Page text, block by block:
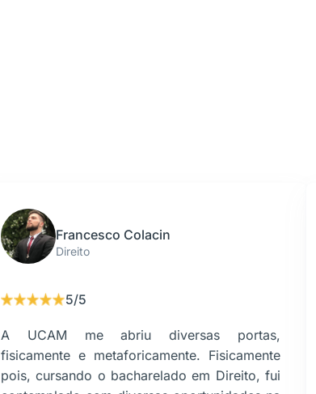
Francesco Colacin
Direito
5/5
A UCAM me abriu diversas portas,
fisicamente e metaforicamente. Fisicamente
pois, cursando o bacharelado em Direito, fui